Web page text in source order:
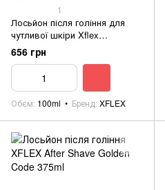
1
Лосьйон після гоління для
чутливої шкіри Xflex
Aftershave Amber 100ml
656 грн
Обєм 100ml Бренд XFLEX